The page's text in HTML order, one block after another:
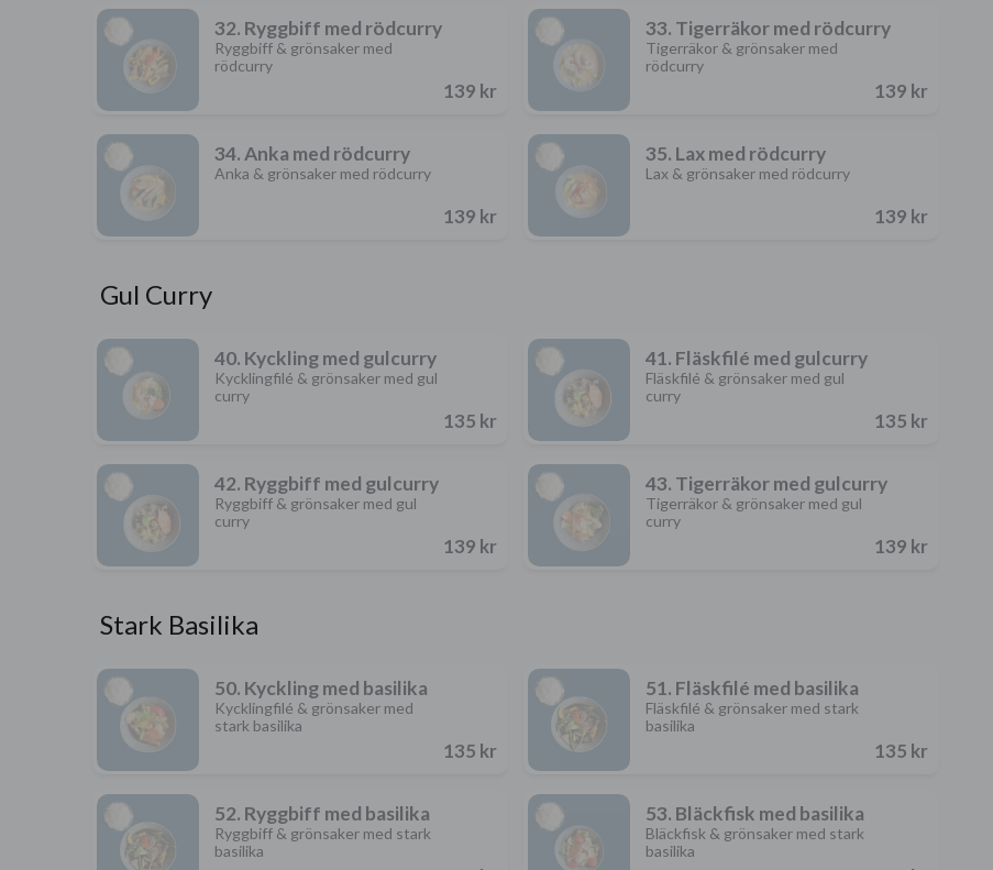
32. Ryggbiff med rödcurry
Ryggbiff & grönsaker med
rödcurry
139 kr
33. Tigerräkor med rödcurry
Tigerräkor & grönsaker med
rödcurry
139 kr
34. Anka med rödcurry
Anka & grönsaker med rödcurry
139 kr
35. Lax med rödcurry
Lax & grönsaker med rödcurry
139 kr
Gul Curry
40. Kyckling med gulcurry
Kycklingfilé & grönsaker med gul
curry
135 kr
41. Fläskfilé med gulcurry
Fläskfilé & grönsaker med gul
curry
135 kr
42. Ryggbiff med gulcurry
Ryggbiff & grönsaker med gul
curry
139 kr
43. Tigerräkor med gulcurry
Tigerräkor & grönsaker med gul
curry
139 kr
Stark Basilika
50. Kyckling med basilika
Kycklingfilé & grönsaker med
stark basilika
135 kr
51. Fläskfilé med basilika
Fläskfilé & grönsaker med stark
basilika
135 kr
52. Ryggbiff med basilika
Ryggbiff & grönsaker med stark
basilika
53. Bläckfisk med basilika
Bläckfisk & grönsaker med stark
basilika